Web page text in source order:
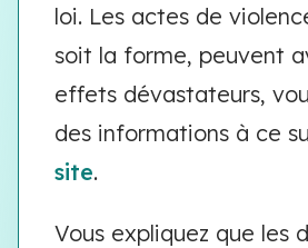
loi. Les actes de
soit la forme, peuvent
effets dévastateurs,
des informations à ce
site.
Vous expliquez que les